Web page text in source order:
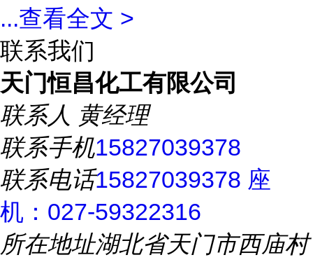
...查看全文 >
联系我们
天门恒昌化工有限公司
联系人 黄经理
联系手机15827039378
联系电话15827039378 座
机：027-59322316
所在地址湖北省天门市西庙村